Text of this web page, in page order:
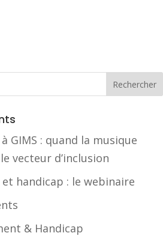
GIMS : quand la musique
vecteur d’inclusion
handicap : le webinaire
& Handicap